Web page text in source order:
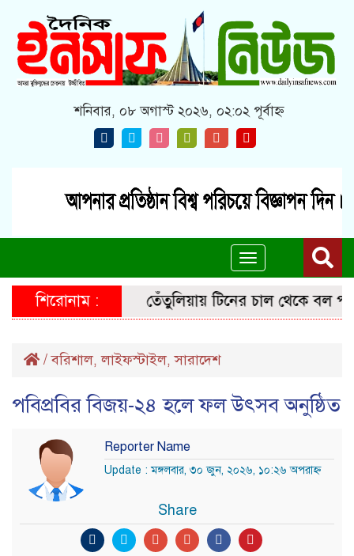
শনিবার, ০৮ অগাস্ট ২০২৬, ০২:০২ পূর্বাহ্ন
Toggle
navigation
শিরোনাম : তেঁতুলিয়ায় টিনের চাল থেকে বল পাড়তে
/বরিশাল,লাইফস্টাইল,সারাদেশ
পবিপ্রবির বিজয়-২৪ হলে ফল উৎসব অনুষ্ঠিত
Reporter Name
Update : মঙ্গলবার, ৩০ জুন, ২০২৬, ১০:২৬ অপরাহ্ণ
Share